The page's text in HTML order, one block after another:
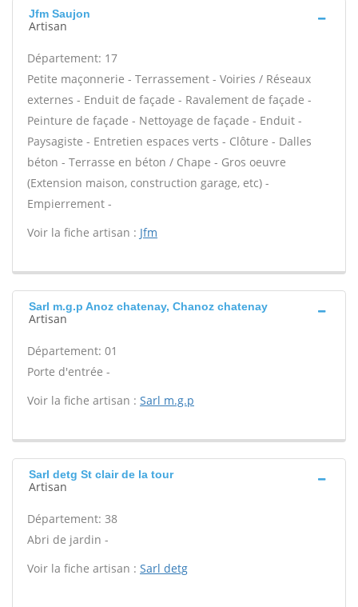
Jfm Saujon
Artisan
Département: 17
Petite maçonnerie - Terrassement - Voiries / Réseaux
externes - Enduit de façade - Ravalement de façade -
Peinture de façade - Nettoyage de façade - Enduit -
Paysagiste - Entretien espaces verts - Clôture - Dalles
béton - Terrasse en béton / Chape - Gros oeuvre
(Extension maison, construction garage, etc) -
Empierrement -
Voir la fiche artisan : Jfm
Sarl m.g.p Anoz chatenay, Chanoz chatenay
Artisan
Département: 01
Porte d'entrée -
Voir la fiche artisan : Sarl m.g.p
Sarl detg St clair de la tour
Artisan
Département: 38
Abri de jardin -
Voir la fiche artisan : Sarl detg